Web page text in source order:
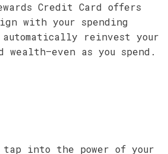
Credit Card offers
with your spending
automatically reinvest your
as you spend.
tap into the power of your